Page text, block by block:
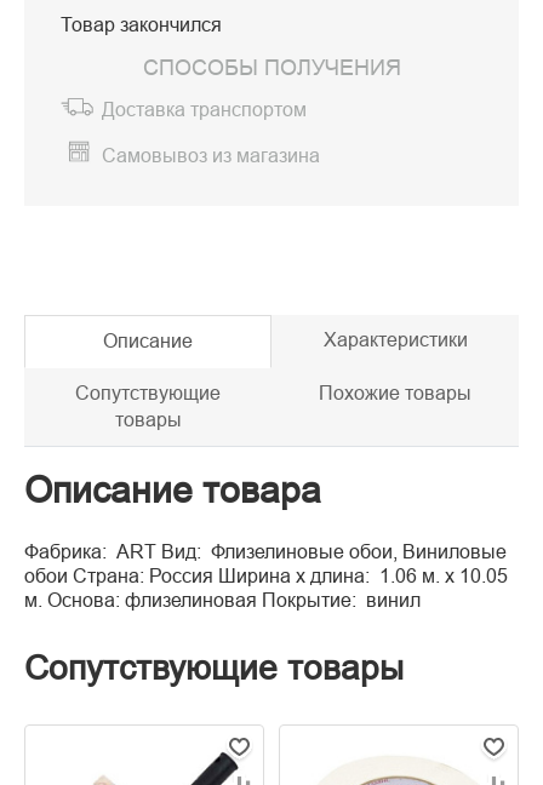
Товар закончился
СПОСОБЫ ПОЛУЧЕНИЯ
Доставка транспортом
Самовывоз из магазина
Описание Характеристики
Сопутствующие
товары
Похожие товары
Описание товара
Фабрика: ART Вид: Флизелиновые обои, Виниловые
обои Страна: Россия Ширина x длина: 1.06 м. x 10.05
м. Основа: флизелиновая Покрытие: винил
Сопутствующие товары